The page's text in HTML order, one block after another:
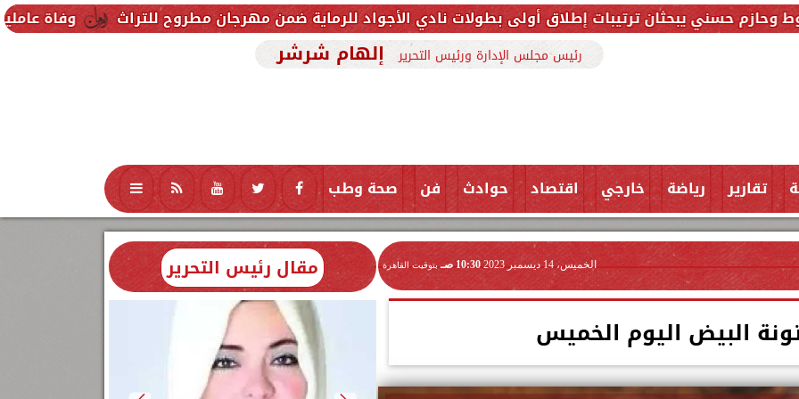
وفاة عاملين متأثرين ترتيبات إطلاق أولى بطولات نادي الأجواد للرماية ضمن مهرجان مطروح للتراث
رئيس مجلس الإدارة ورئيس التحرير إلهام شرشر
تقارير رياضة خارجي اقتصاد حوادث فن صحة وطب تكنولوجيا منوعات محافظات
الخميس، 14 ديسمبر 2023 10:30 صـ بتوقيت القاهرة
البيض اليوم الخميس
مقال رئيس التحرير